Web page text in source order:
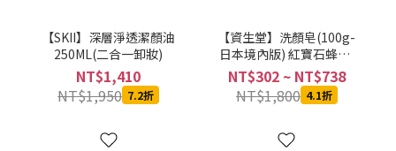
【SKII】深層淨透潔顏油
250ML(二合一卸妝)
NT$1,410
NT$1,950 7.2折
【資生堂】洗顏皂(100g-
日本境內版) 紅寶石蜂蜜/
紫羅蘭寶石/翠綠蜂蜜
NT$302 ~ NT$738
NT$1,800 4.1折